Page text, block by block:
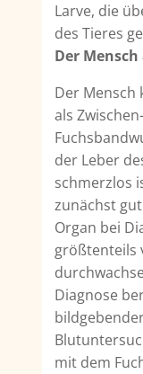
Larve, die
des Tieres
Der
Der Mensch
als
der Leber
schmerzlos
zunächst
Organ bei
größtenteils
Diagnose
mit dem